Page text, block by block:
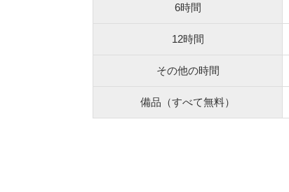
6時間
12時間
その他の時間
備品（すべて無料）